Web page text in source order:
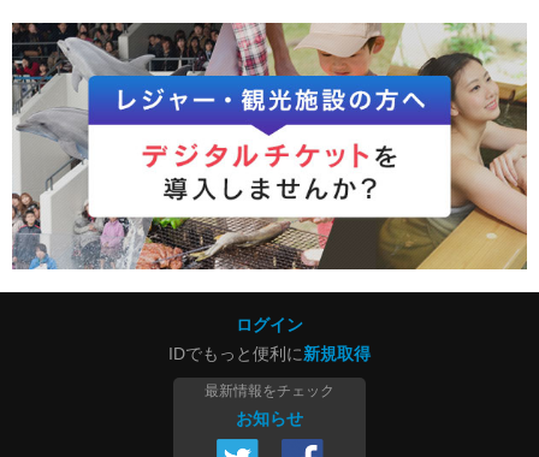
ログイン
IDでもっと便利に新規取得
最新情報をチェック
お知らせ